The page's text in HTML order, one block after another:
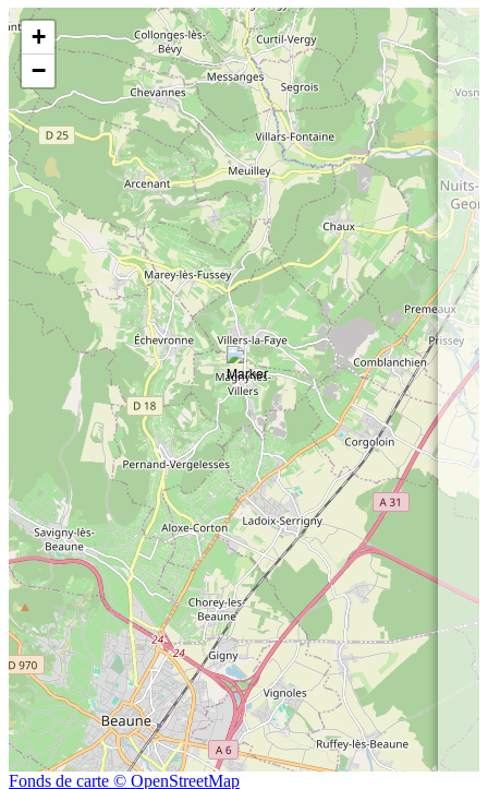
+
−
Fonds de carte © OpenStreetMap